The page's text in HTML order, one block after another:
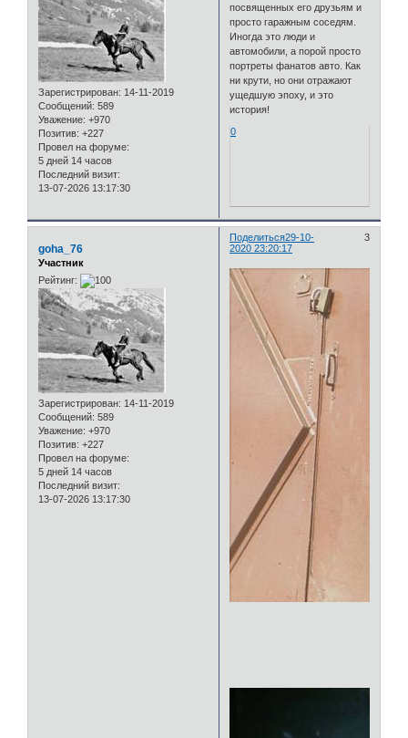
Зарегистрирован: 14-11-2019
Сообщений: 589
Уважение: +970
Позитив: +227
Провел на форуме:
5 дней 14 часов
Последний визит:
13-07-2026 13:17:30
посвященных его друзьям и
просто гаражным соседям.
Иногда это люди и
автомобили, а порой просто
портреты фанатов авто. Как
ни крути, но они отражают
ущедшую эпоху, и это
история!
0
Поделиться 3
29-10-
2020 23:20:17
goha_76
Участник
Рейтинг:
Зарегистрирован: 14-11-2019
Сообщений: 589
Уважение: +970
Позитив: +227
Провел на форуме:
5 дней 14 часов
Последний визит:
13-07-2026 13:17:30